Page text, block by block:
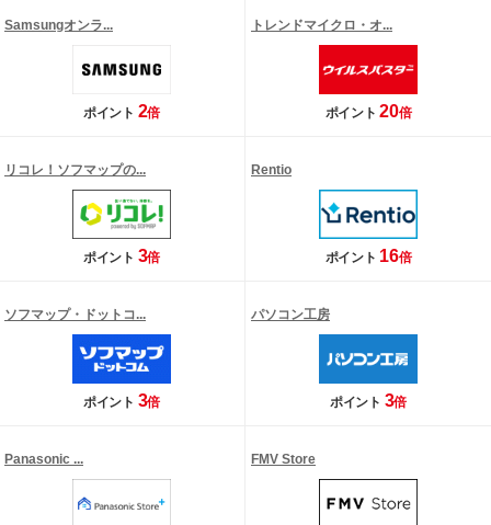
Samsungオンラ...
ポイント 2倍
トレンドマイクロ・オ...
ポイント20倍
リコレ！ソフマップの...
ポイント 3倍
Rentio
ポイント 16倍
ソフマップ・ドットコ...
ポイント 3倍
パソコン工房
ポイント 3倍
Panasonic ... FMV Store